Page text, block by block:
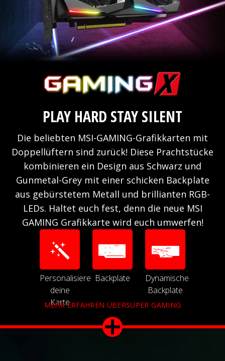
PLAY HARD STAY SILENT
Die beliebten MSI-GAMING-Grafikkarten mit
Doppellüftern sind zurück! Diese Prachtstücke
kombinieren ein Design aus Schwarz und
Gunmetal-Grey mit einer schicken Backplate
aus gebürstetem Metall und brillianten RGB-
LEDs. Haltet euch fest, denn die neue MSI
GAMING Grafikkarte wird euch umwerfen!
Personalisiere
deine
Karte
Backplate
Dynamische
Backplate
MEHR ERFAHREN ÜBERSUPER GAMING